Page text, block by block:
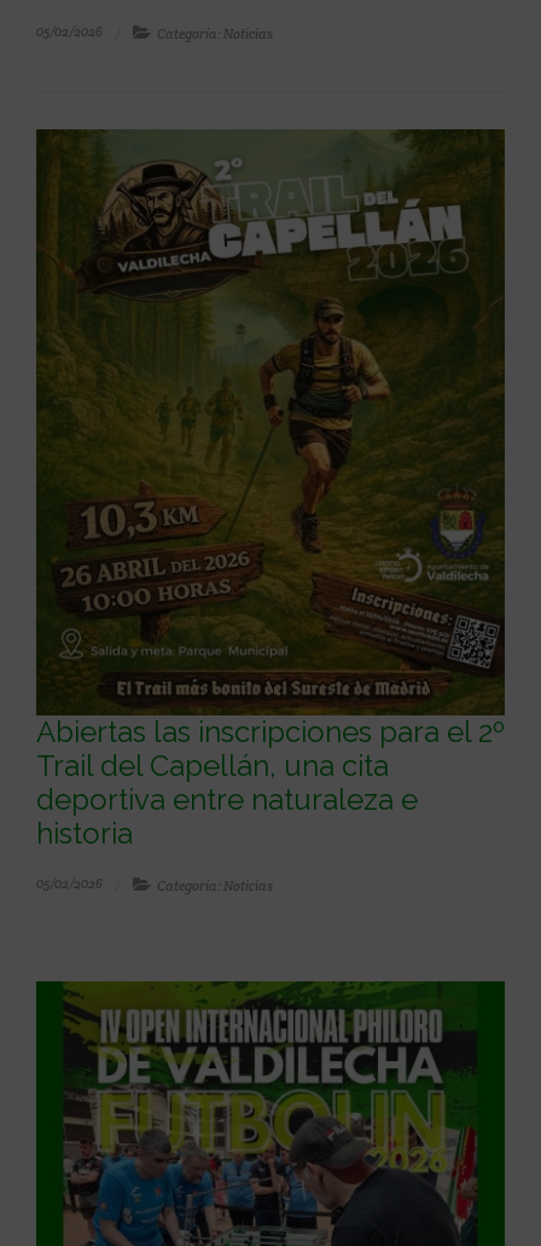
05/02/2026 Categoría: Noticias
Abiertas las inscripciones para el 2º
Trail del Capellán, una cita
deportiva entre naturaleza e
historia
05/02/2026 Categoría: Noticias